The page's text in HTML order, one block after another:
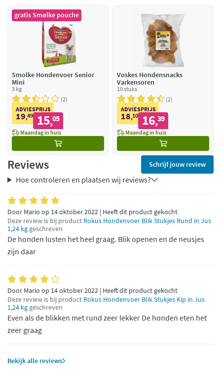
gratis Smølke pouche
Smolke Hondenvoer Senior
Mini
3 kg
2
ADVIESPRIJS
19,49 15,05
Maandag in huis
Voskes Hondensnacks
Varkensoren
10 stuks
2
ADVIESPRIJS
18,10 16,39
Maandag in huis
Reviews Schrijf jouw review
Hoe controleren en plaatsen wij reviews?
Door Mario op 14 oktober 2022 | Heeft dit product gekocht
Deze review is bij product Rokus Hondenvoer Blik Stukjes Rund in Jus
1,24 kg geschreven
De honden lusten het heel graag. Blik openen en de neusjes
zijn daar
Door Mario op 14 oktober 2022 | Heeft dit product gekocht
Deze review is bij product Rokus Hondenvoer Blik Stukjes Kip in Jus
1,24 kg geschreven
Even als de blikken met rund zeer lekker De honden eten het
zeer graag
Bekijk alle reviews